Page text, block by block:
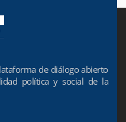
de diálogo abierto
política y social de la